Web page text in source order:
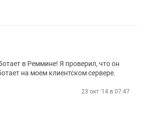
в Реммине! Я проверил, что он
на моем клиентском сервере.
23 окт '14 в 07:47